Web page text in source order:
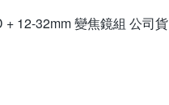
12-32mm 變焦鏡組 公司貨